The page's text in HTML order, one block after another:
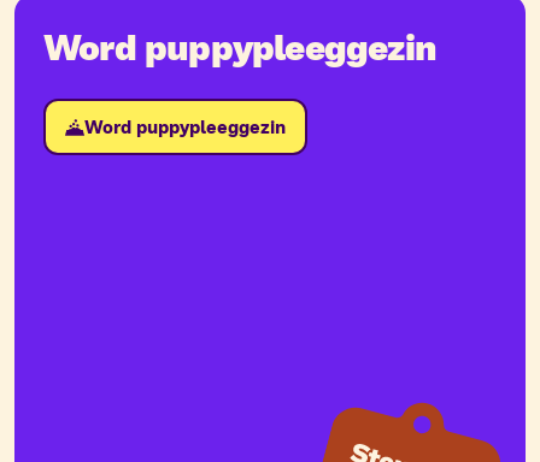
Word puppypleeggezin
Word puppypleeggezin